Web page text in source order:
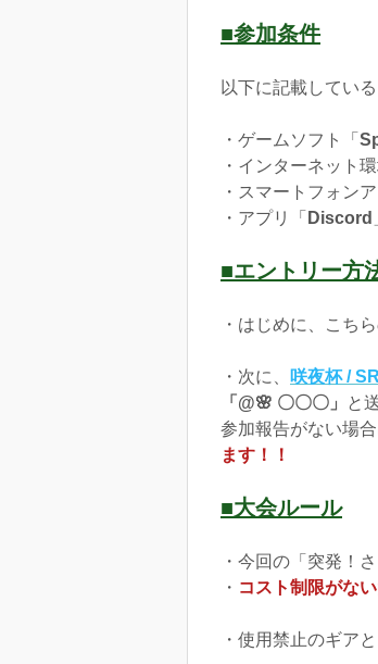
■参加条件
以下に記載してい
・ゲームソフト「
・インターネット
・スマートフォンア
・アプリ「 Discord
■エントリー方
・はじめに、こち
・次に、 咲夜杯 /
「@🌸 〇〇〇」
と
参加報告がない場
ます！！
■大会ルール
・今回の「突発！
・ コスト制限がな
・使用禁止のギア